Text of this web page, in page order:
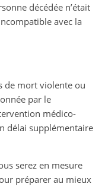
décédée n’était
avec la
de mort violente ou
par le
médico-
délai supplémentaire
serez en mesure
préparer au mieux